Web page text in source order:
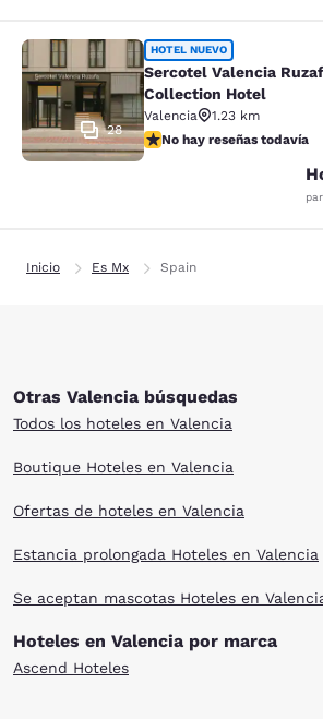
Sercotel Valencia
28
HOTEL NUEVO
Sercotel Valencia
Collection Hotel
Valencia
1.23 km
No hay reseñas todavía
No hay reseñas todavía
Inicio Es Mx Spain
Otras Valencia búsquedas
Todos los hoteles en Valencia
Boutique Hoteles en Valencia
Ofertas de hoteles en Valencia
Estancia prolongada Hoteles en Valencia
Se aceptan mascotas Hoteles en
Hoteles en Valencia por marca
Ascend Hoteles